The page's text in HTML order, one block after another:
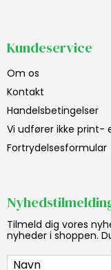
Kundeservice
Om os
Kontakt
Handelsbetingelser
Vi udfører ikke print-
Fortrydelsesformular
Tilmeld dig vores
nyheder i shoppen.